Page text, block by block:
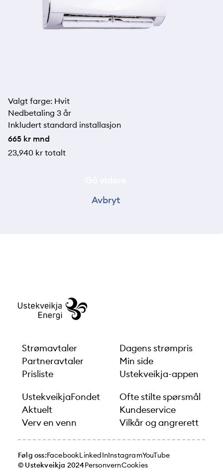
Valgt farge: Hvit
Nedbetaling 3 år
Inkludert standard installasjon
665 kr mnd
23,940 kr totalt
Avbryt
Strømavtaler
Partneravtaler
Prisliste
Dagens strømpris
Min side
Ustekveikja-appen
UstekveikjaFondet
Aktuelt
Verv en venn
Ofte stilte spørsmål
Kundeservice
Vilkår og angrerett
© Ustekveikja 2024PersonvernCookies
Følg oss:FacebookLinkedInInstagramYouTube